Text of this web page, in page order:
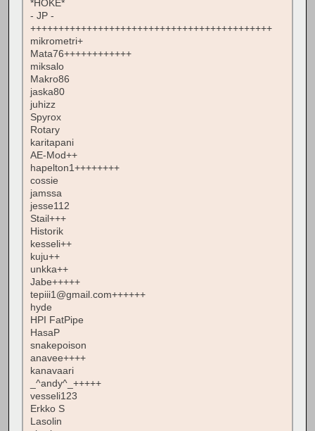
*HOKE*
- JP -
+++++++++++++++++++++++++++++++++++++++++++
mikrometri+
Mata76++++++++++++
miksalo
Makro86
jaska80
juhizz
Spyrox
Rotary
karitapani
AE-Mod++
hapelton1++++++++
cossie
jamssa
jesse112
Stail+++
Historik
kesseli++
kuju++
unkka++
Jabe+++++
tepiii1@gmail.com++++++
hyde
HPI FatPipe
HasaP
snakepoison
anavee++++
kanavaari
_^andy^_+++++
vesseli123
Erkko S
Lasolin